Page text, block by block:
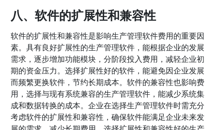
八、软件的扩展性和兼容性
软件的扩展性和兼容性是影响生产管理软件费用的重要因
素。具有良好扩展性的生产管理软件，能根据企业的发展
需求，逐步增加功能模块，分阶段投入费用，减轻企业初
期的资金压力。选择扩展性好的软件，能避免因企业发展
而频繁更换软件，节约长期成本。软件的兼容性也影响费
用，选择与现有系统兼容的生产管理软件，能减少系统集
成和数据转换的成本。企业在选择生产管理软件时需充分
考虑软件的扩展性和兼容性，确保软件能满足企业未来发